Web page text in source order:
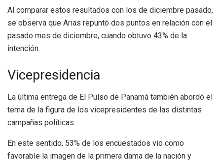
Al comparar estos resultados con los de diciembre pasado,
se observa que Arias repuntó dos puntos en relación con el
pasado mes de diciembre, cuando obtuvo 43% de la
intención.
Vicepresidencia
La última entrega de El Pulso de Panamá también abordó el
tema de la figura de los vicepresidentes de las distintas
campañas políticas.
En este sentido, 53% de los encuestados vio como
favorable la imagen de la primera dama de la nación y